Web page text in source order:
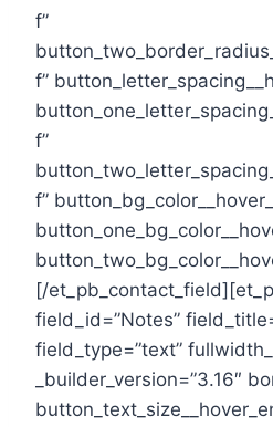
f”
f”
f”
f”
[/
field_id=”Notes”
field_type=”text”
_builder_version=”3.16″